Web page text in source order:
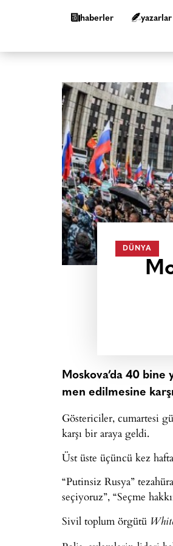
haberler yazarlar
DÜNYA
Moskova’da 40 bine
men edilmesine
Göstericiler, cumartesi
karşı bir araya geldi.
Üst üste üçüncü kez
“Putinsiz Rusya”
seçiyoruz”, “Seçme
Sivil toplum örgütü